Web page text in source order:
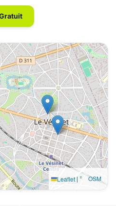
Leaflet | © OSM